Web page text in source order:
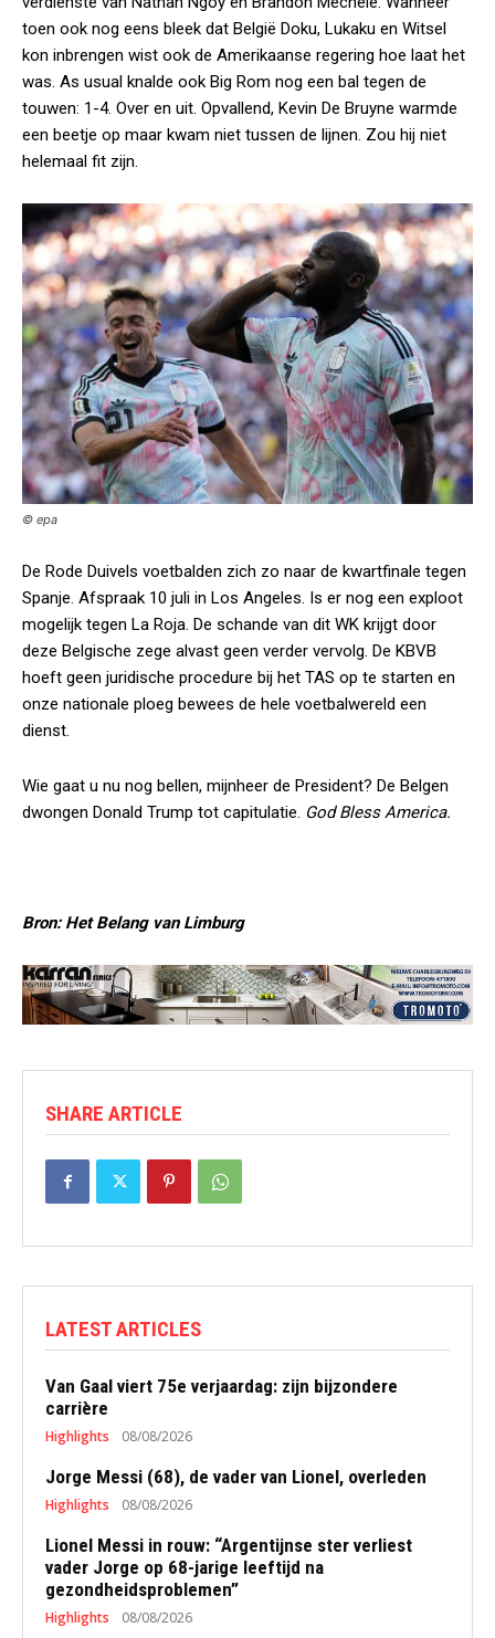
toen ook nog eens bleek dat België Doku, Lukaku en Witsel
kon inbrengen wist ook de Amerikaanse regering hoe laat het
was. As usual knalde ook Big Rom nog een bal tegen de
touwen: 1-4. Over en uit. Opvallend, Kevin De Bruyne warmde
een beetje op maar kwam niet tussen de lijnen. Zou hij niet
helemaal fit zijn.
© epa
De Rode Duivels voetbalden zich zo naar de kwartfinale tegen
Spanje. Afspraak 10 juli in Los Angeles. Is er nog een exploot
mogelijk tegen La Roja. De schande van dit WK krijgt door
deze Belgische zege alvast geen verder vervolg. De KBVB
hoeft geen juridische procedure bij het TAS op te starten en
onze nationale ploeg bewees de hele voetbalwereld een
dienst.
Wie gaat u nu nog bellen, mijnheer de President? De Belgen
dwongen Donald Trump tot capitulatie. God Bless America.
Bron: Het Belang van Limburg
SHARE ARTICLE
LATEST ARTICLES
Van Gaal viert 75e verjaardag: zijn bijzondere
carrière
Highlights 08/08/2026
Jorge Messi (68), de vader van Lionel, overleden
Highlights 08/08/2026
Lionel Messi in rouw: “Argentijnse ster verliest
vader Jorge op 68-jarige leeftijd na
gezondheidsproblemen”
Highlights 08/08/2026